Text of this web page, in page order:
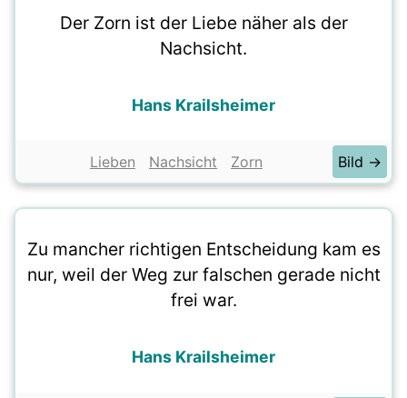
Der Zorn ist der Liebe näher als der
Nachsicht.
Hans Krailsheimer
Lieben Nachsicht Zorn Bild →
Zu mancher richtigen Entscheidung kam es
nur, weil der Weg zur falschen gerade nicht
frei war.
Hans Krailsheimer